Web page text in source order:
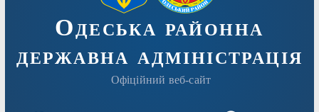
Одеська районна
державна адміністрація
Офіційний веб-сайт